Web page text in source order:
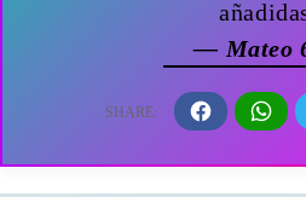
— Mateo